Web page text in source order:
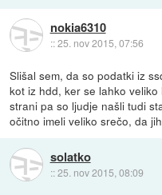
nokia6310
::25. nov 2015, 07:56
Slišal sem, da so podatki iz
kot iz hdd, ker se lahko
strani pa so ljudje našli tudi
očitno imeli veliko srečo, da
solatko
::25. nov 2015, 08:09